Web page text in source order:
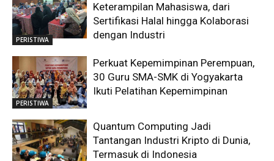
PERISTIWA
Keterampilan Mahasiswa, dari
Sertifikasi Halal hingga Kolaborasi
dengan Industri
PERISTIWA
Perkuat Kepemimpinan Perempuan,
30 Guru SMA-SMK di Yogyakarta
Ikuti Pelatihan Kepemimpinan
Quantum Computing Jadi
Tantangan Industri Kripto di Dunia,
Termasuk di Indonesia